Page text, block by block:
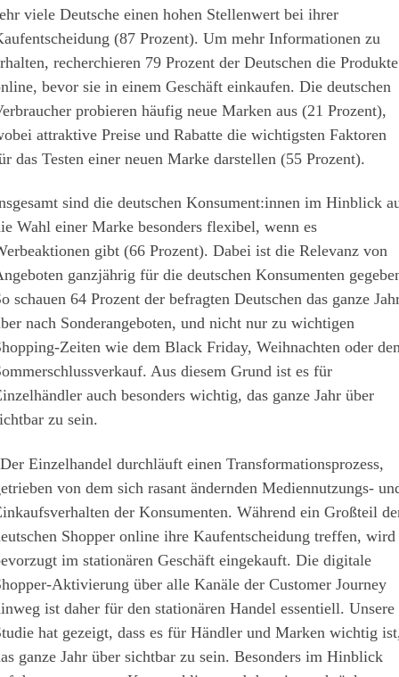
viele Deutsche einen hohen Stellenwert bei ihrer
(87 Prozent). Um mehr Informationen zu
recherchieren 79 Prozent der Deutschen die Produkte
bevor sie in einem Geschäft einkaufen. Die deutschen
probieren häufig neue Marken aus (21 Prozent),
attraktive Preise und Rabatte die wichtigsten Faktoren
das Testen einer neuen Marke darstellen (55 Prozent).
sind die deutschen Konsument:innen im Hinblick
Wahl einer Marke besonders flexibel, wenn es
gibt (66 Prozent). Dabei ist die Relevanz von
ganzjährig für die deutschen Konsumenten
schauen 64 Prozent der befragten Deutschen das ganze
nach Sonderangeboten, und nicht nur zu wichtigen
Zeiten wie dem Black Friday, Weihnachten oder
Aus diesem Grund ist es für
auch besonders wichtig, das ganze Jahr über
zu sein.
Einzelhandel durchläuft einen Transformationsprozess,
von dem sich rasant ändernden Mediennutzungs-
der Konsumenten. Während ein Großteil
Shopper online ihre Kaufentscheidung treffen, wird
im stationären Geschäft eingekauft. Die digitale
Aktivierung über alle Kanäle der Customer Journey
ist daher für den stationären Handel essentiell. Unsere
hat gezeigt, dass es für Händler und Marken wichtig
ganze Jahr über sichtbar zu sein. Besonders im Hinblick